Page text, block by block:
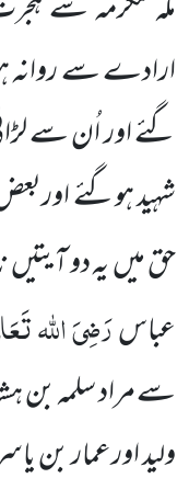
ارادے سے روانہ
گئے اور اُن سے
شہید ہوگئے
حق میںیہ دو آیتیں
عباسرَضِیَ اللہ
سے مراد سلمہ بن
ولید اور عمار بن